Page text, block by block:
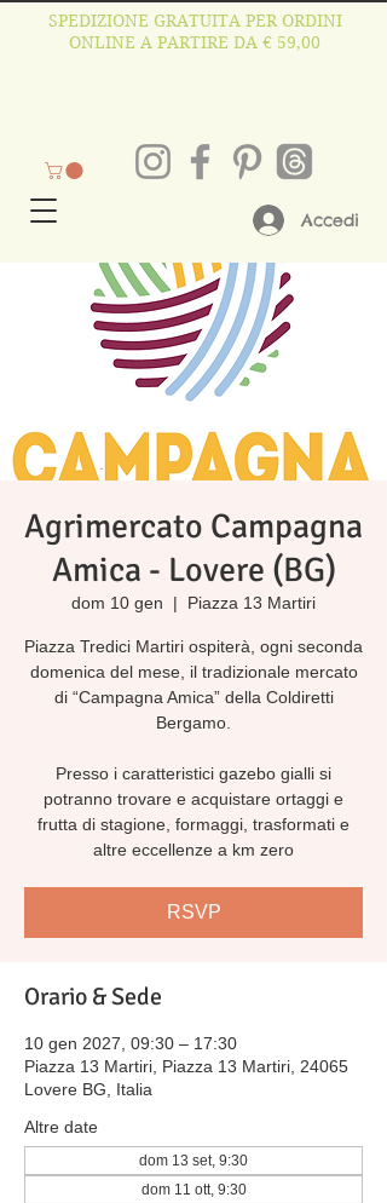
SPEDIZIONE GRATUITA PER ORDINI
ONLINE A PARTIRE DA € 59,00
Accedi
Agrimercato Campagna
Amica - Lovere (BG)
dom 10 gen
  |
Piazza 13 Martiri
Piazza Tredici Martiri ospiterà, ogni seconda
domenica del mese, il tradizionale mercato
di “Campagna Amica” della Coldiretti
Bergamo.
Presso i caratteristici gazebo gialli si
potranno trovare e acquistare ortaggi e
frutta di stagione, formaggi, trasformati e
altre eccellenze a km zero
RSVP
Orario & Sede
10 gen 2027, 09:30 – 17:30
Piazza 13 Martiri, Piazza 13 Martiri, 24065
Lovere BG, Italia
Altre date
dom 13 set, 9:30
dom 11 ott, 9:30